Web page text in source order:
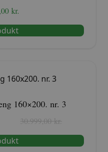
kr.
160×200. nr. 3
30.999,00kr.